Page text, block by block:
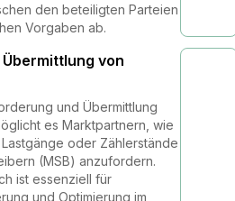
den beteiligten Parteien
Vorgaben ab.
von
und Übermittlung
es Marktpartnern, wie
oder Zählerstände
(MSB) anzufordern.
ist essenziell für
und Optimierung im